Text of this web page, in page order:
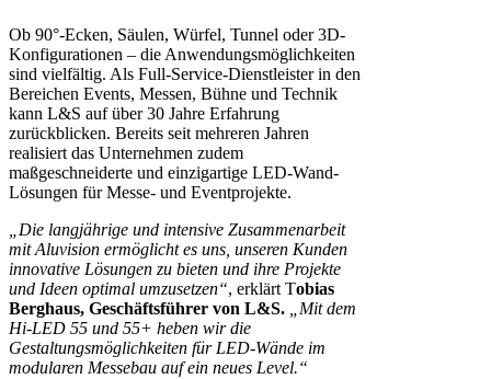
Ob 90°-Ecken, Säulen, Würfel, Tunnel oder 3D-
Konfigurationen – die Anwendungsmöglichkeiten
sind vielfältig. Als Full-Service-Dienstleister in den
Bereichen Events, Messen, Bühne und Technik
kann L&S auf über 30 Jahre Erfahrung
zurückblicken. Bereits seit mehreren Jahren
realisiert das Unternehmen zudem
maßgeschneiderte und einzigartige LED-Wand-
Lösungen für Messe- und Eventprojekte.
„Die langjährige und intensive Zusammenarbeit
mit Aluvision ermöglicht es uns, unseren Kunden
innovative Lösungen zu bieten und ihre Projekte
und Ideen optimal umzusetzen“, erklärt Tobias
Berghaus, Geschäftsführer von L&S.
„Mit dem
Hi-LED 55 und 55+ heben wir die
Gestaltungsmöglichkeiten für LED-Wände im
modularen Messebau auf ein neues Level.“